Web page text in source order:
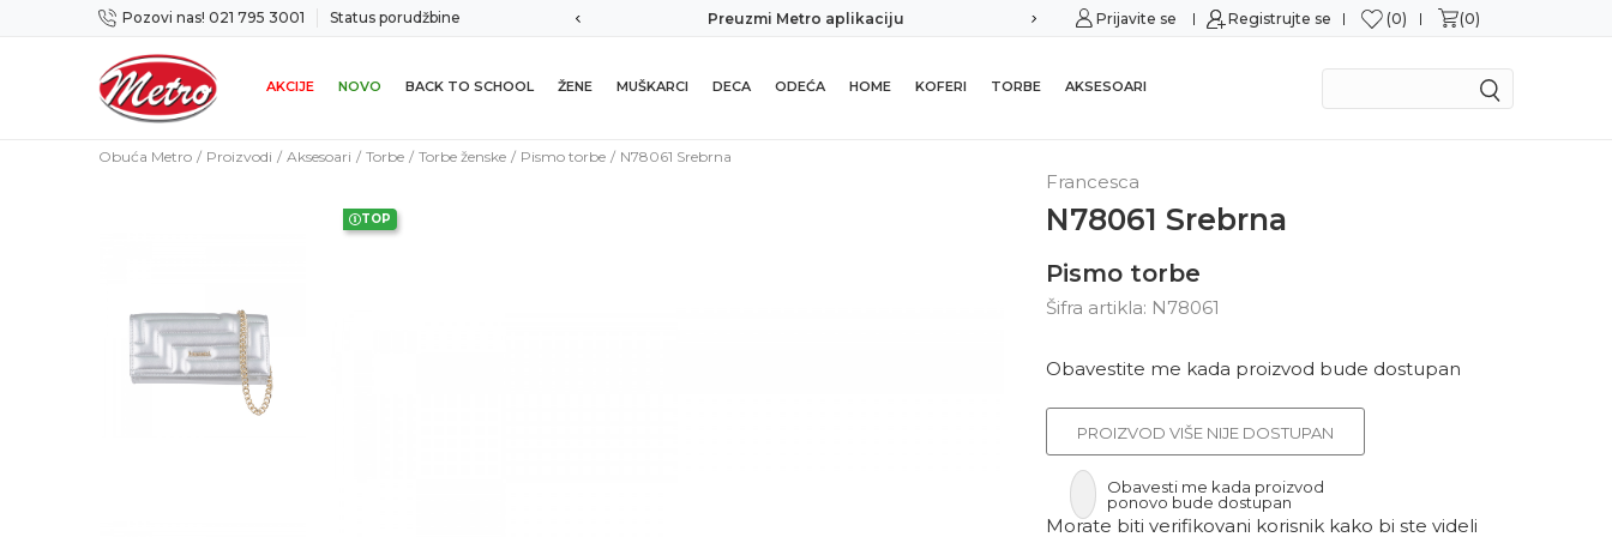
Pozovi nas! 021 795 3001 Status porudžbine
Mogućnost zamene u roku od 14 dana Preuzmi Metro aplikaciju Sigurno plaćanje platnim karticama
Prijavite se Registrujte se 0 0
AKCIJE NOVO BACK TO SCHOOL ŽENE MUŠKARCI DECA ODEĆA HOME KOFERI TORBE AKSESOARI
Obuća Metro Proizvodi Aksesoari Torbe Torbe ženske Pismo torbe N78061 Srebrna
TOP
Francesca
N78061 Srebrna
Pismo torbe
Šifra artikla: N78061
Obavestite me kada proizvod bude dostupan
PROIZVOD VIŠE NIJE DOSTUPAN
Obavesti me kada proizvod
ponovo bude dostupan
Morate biti verifikovani korisnik kako bi ste videli